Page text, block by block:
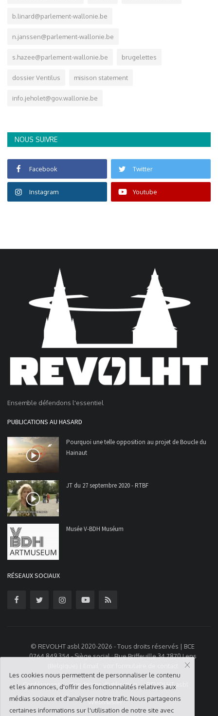
b.linard@parlement-wallonie.be
n.janssen@parlement-wallonie.be
s.hazee@parlement-wallonie.be brugelettes
dossier Ventilus misison statement
info.jeholet@gov.wallonie.be
NOUS SUIVRE
Facebook Twitter
Instagram Youtube
Ensemble défendons l'essentiel
PUBLICATIONS AU HASARD
Pourquoi une telle opposition au projet de Boucle du
Hainaut
JT du 27 septembre 2020 - RTBF
Musée V-BDH Muséum
RÉSEAUX SOCIAUX
© REVOLHT asbl 2020-2026 - Tous droits réservés | BCE
0764.849.354 - Siège social : Rue Briffeuille 34 7870 Lens
Conférences Conditions d'utilisation REVOLHT asbl
Webmaster
Les cookies nous permettent de personnaliser le contenu
et les annonces, d'offrir des fonctionnalités relatives aux
médias sociaux et d'analyser notre trafic. Nous partageons
certaines informations sur l'utilisation de notre site avec